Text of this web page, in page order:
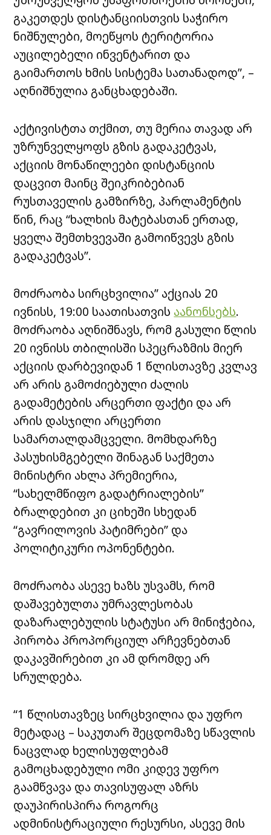
გაკეთდეს დისტანციისთვის საჭირო
ნიშნულები, მოეწყოს ტერიტორია
აუცილებელი ინვენტარით და
გაიმართოს ხმის სისტემა სათანადოდ”, –
აღნიშნულია განცხადებაში.
აქტივისტთა თქმით, თუ მერია თავად არ
უზრუნველყოფს გზის გადაკეტვას,
აქციის მონაწილეები დისტანციის
დაცვით მაინც შეიკრიბებიან
რუსთაველის გამზირზე, პარლამენტის
წინ, რაც “ხალხის მატებასთან ერთად,
ყველა შემთხვევაში გამოიწვევს გზის
გადაკეტვას”.
მოძრაობა სირცხვილია” აქციას 20
ივნისს, 19:00 საათისათვის აანონსებს.
მოძრაობა აღნიშნავს, რომ გასული წლის
20 ივნისს თბილისში სპეცრაზმის მიერ
აქციის დარბევიდან 1 წლისთავზე კვლავ
არ არის გამოძიებული ძალის
გადამეტების არცერთი ფაქტი და არ
არის დასჯილი არცერთი
სამართალდამცველი. მომხდარზე
პასუხისმგებელი შინაგან საქმეთა
მინისტრი ახლა პრემიერია,
“სახელმწიფო გადატრიალების”
ბრალდებით კი ციხეში სხედან
“გავრილოვის პატიმრები” და
პოლიტიკური ოპონენტები.
მოძრაობა ასევე ხაზს უსვამს, რომ
დაშავებულთა უმრავლესობას
დაზარალებულის სტატუსი არ მინიჭებია,
პირობა პროპორციულ არჩევნებთან
დაკავშირებით კი ამ დრომდე არ
სრულდება.
“1 წლისთავზეც სირცხვილია და უფრო
მეტადაც – საკუთარ შეცდომაზე სწავლის
ნაცვლად ხელისუფლებამ
გამოცხადებული ომი კიდევ უფრო
გაამწვავა და თავისუფალ აზრს
დაუპირისპირა როგორც
ადმინისტრაციული რესურსი, ასევე მის